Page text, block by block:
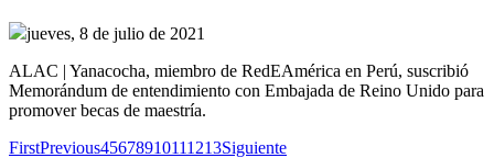
jueves, 8 de julio de 2021
ALAC | Yanacocha, miembro de RedEAmérica en Perú, suscribió
Memorándum de entendimiento con Embajada de Reino Unido para
promover becas de maestría.
FirstPrevious45678910111213Siguiente